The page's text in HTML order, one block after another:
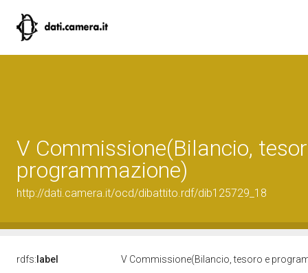
V Commissione(Bilancio,
programmazione)
http://dati.camera.it/ocd/dibattito.rdf/dib125729_18
rdfs: label V Commissione(Bilancio, tesoro e